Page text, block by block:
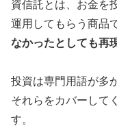
資信託とは、お金を
運用してもらう商品
なかったとしても再
投資は専門用語が多
それらをカバーして
す。